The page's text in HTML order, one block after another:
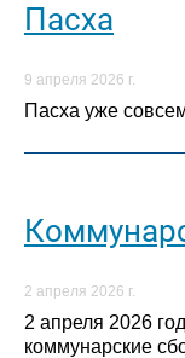
Пасха
9 апреля 2026 г.
Пасха уже
2 апреля 2026 г.
2 апреля 2026
коммунарские